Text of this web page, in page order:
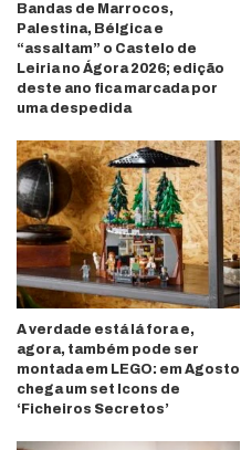
Bandas de Marrocos,
Palestina, Bélgica e
“assaltam” o Castelo de
Leiria no Ágora 2026; edição
deste ano fica marcada por
uma despedida
A verdade está lá fora e,
agora, também pode ser
montada em LEGO: em Agosto
chega um set Icons de
‘Ficheiros Secretos’